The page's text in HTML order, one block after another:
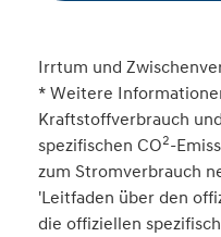
Irrtum und
* Weitere
Kraftstoffverbrauch
spezifischen CO2-
zum Stromverbrauch
'Leitfaden über den
die offiziellen